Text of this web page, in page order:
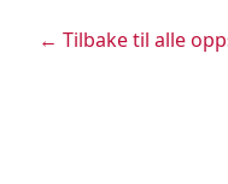
← Tilbake til alle